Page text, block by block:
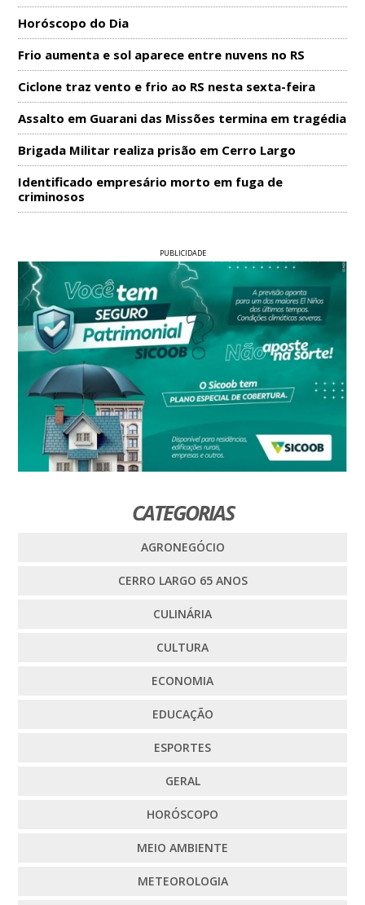
Horóscopo do Dia
Frio aumenta e sol aparece entre nuvens no RS
Ciclone traz vento e frio ao RS nesta sexta-feira
Assalto em Guarani das Missões termina em tragédia
Brigada Militar realiza prisão em Cerro Largo
Identificado empresário morto em fuga de
criminosos
PUBLICIDADE
CATEGORIAS
AGRONEGÓCIO
CERRO LARGO 65 ANOS
CULINÁRIA
CULTURA
ECONOMIA
EDUCAÇÃO
ESPORTES
GERAL
HORÓSCOPO
MEIO AMBIENTE
METEOROLOGIA